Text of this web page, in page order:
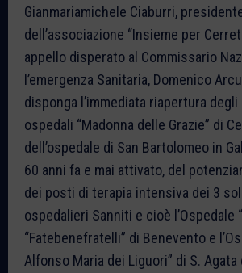
Gianmariamichele Ciaburri,
dell’associazione “Insieme per
appello disperato al Commissario
l’emergenza Sanitaria, Domenico
disponga l’immediata riapertura
ospedali “Madonna delle Grazie” di
dell’ospedale di San Bartolomeo in
60 anni fa e mai attivato, del
dei posti di terapia intensiva dei 3
ospedalieri Sanniti e cioè l’Ospedale
“Fatebenefratelli” di Benevento e
Alfonso Maria dei Liguori” di S. Agata